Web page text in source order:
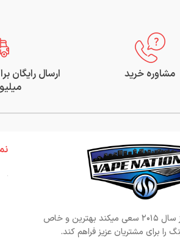
مشاوره خرید
فروشگاه VapeNationir از سال ۲۰۱۵ سعی میکند بهترین و خاص
را برای مشتریان عزیز فراهم کند.